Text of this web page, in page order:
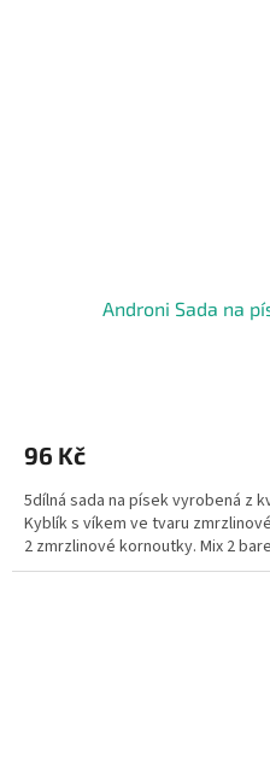
Androni Sada na
96 Kč
5dílná sada na písek vyrobená z
Kyblík s víkem ve tvaru
2 zmrzlinové kornoutky. Mix 2